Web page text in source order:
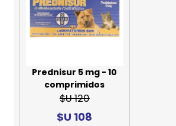
Prednisur 5 mg - 10
comprimidos
$U 120
$U 108